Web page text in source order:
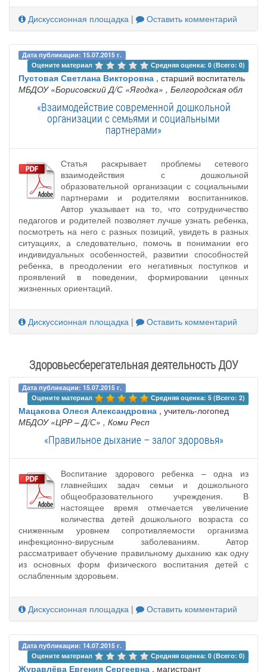
Дискуссионная площадка | Оставить комментарий
Дата публикации: 15.07.2015 г.
Оцените материал
Средняя оценка: 0 (Всего: 0)
Пустовая Светлана Викторовна , старший воспитатель
МБДОУ «Борисовский Д/С «Ягодка» , Белгородская обл
«Взаимодействие современной дошкольной
организации с семьями и социальными
партнерами»
Статья раскрывает проблемы сетевого
взаимодействия с дошкольной
образовательной организации с социальными
партнерами и родителями воспитанников.
Автор указывает на то, что сотрудничество
педагогов и родителей позволяет лучше узнать ребенка,
посмотреть на него с разных позиций, увидеть в разных
ситуациях, а следовательно, помочь в понимании его
индивидуальных особенностей, развитии способностей
ребенка, в преодолении его негативных поступков и
проявлений в поведении, формировании ценных
жизненных ориентаций.
Дискуссионная площадка | Оставить комментарий
Здоровьесберегательная деятельность ДОУ
Дата публикации: 15.07.2015 г.
Оцените материал
Средняя оценка: 5 (Всего: 2)
Мацакова Олеся Александровна , учитель-логопед
МБДОУ «ЦРР – Д/С» , Коми Респ
«Правильное дыхание – залог здоровья»
Воспитание здорового ребенка – одна из
главнейших задач семьи и дошкольного
общеобразовательного учреждения. В
настоящее время отмечается увеличение
количества детей дошкольного возраста со
сниженным уровнем сопротивляемости организма
инфекционно-вирусным заболеваниям. Автор
рассматривает обучение правильному дыханию как одну
из основных форм физического воспитания детей с
ослабленным здоровьем.
Дискуссионная площадка | Оставить комментарий
Дата публикации: 14.07.2015 г.
Оцените материал
Средняя оценка: 0 (Всего: 0)
Журавлёва Евгения Сергеевна , магистрант